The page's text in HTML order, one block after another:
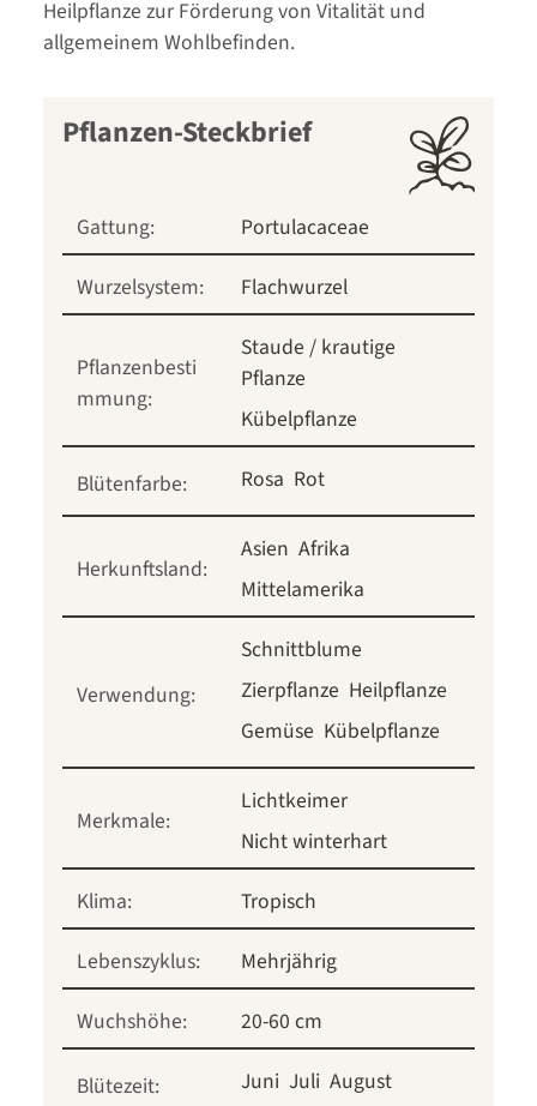
Heilpflanze zur Förderung von Vitalität und
allgemeinem Wohlbefinden.
Pflanzen-Steckbrief
Gattung:
Portulacaceae
Wurzelsystem:
Flachwurzel
Pflanzenbesti
mmung:
Staude / krautige
Pflanze
Kübelpflanze
Blütenfarbe: Rosa Rot
Herkunftsland:
Asien Afrika
Mittelamerika
Verwendung:
Schnittblume
Zierpflanze Heilpflanze
Gemüse Kübelpflanze
Merkmale:
Lichtkeimer
Nicht winterhart
Klima:
Tropisch
Lebenszyklus:
Mehrjährig
Wuchshöhe:
20-60 cm
Blütezeit: Juni Juli August